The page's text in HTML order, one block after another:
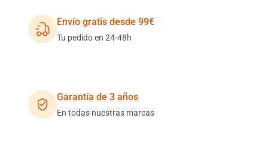
Envío gratis desde 99€
Tu pedido en 24-48h
Garantía de 3 años
En todas nuestras marcas